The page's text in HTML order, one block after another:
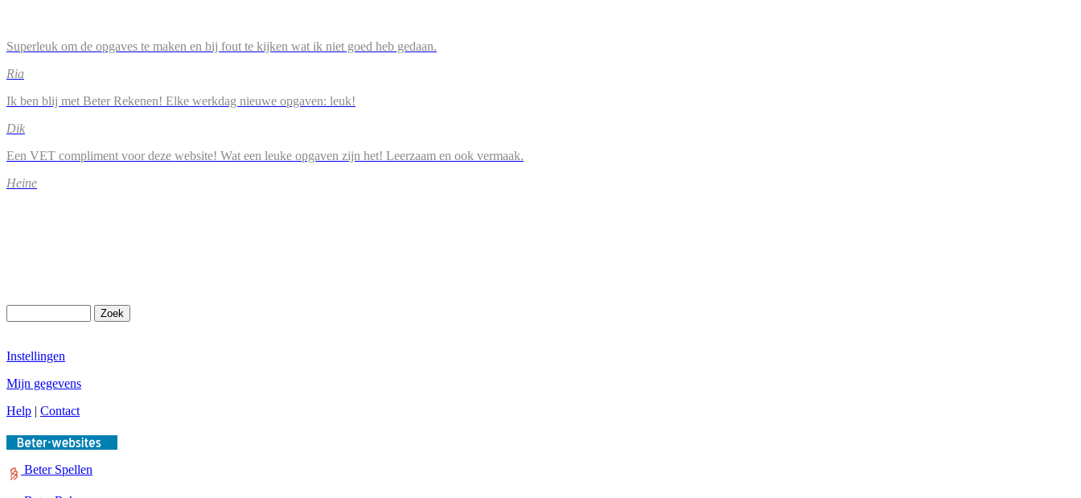
Superleuk om de opgaves te maken en bij fout te kijken wat ik niet goed heb gedaan.
Ria
Ik ben blij met Beter Rekenen! Elke werkdag nieuwe opgaven: leuk!
Dik
Een VET compliment voor deze website! Wat een leuke opgaven zijn het! Leerzaam en ook vermaak.
Heine
Instellingen
Mijn gegevens
Help | Contact
Beter Spellen